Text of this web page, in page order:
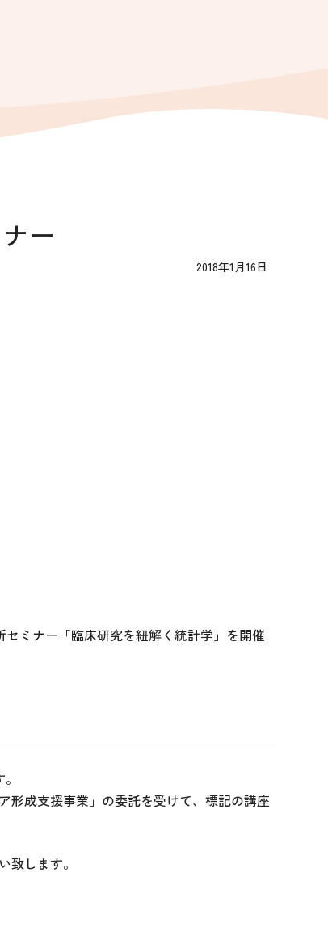
ー
2018年1月16日
ミナー「臨床研究を紐解く統計学」を開催
形成支援事業」の委託を受けて、標記の講座
します。